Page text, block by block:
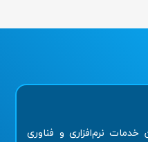
خدمات نرم‌افزاری و فناوری